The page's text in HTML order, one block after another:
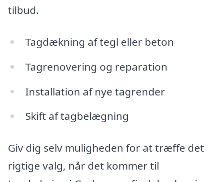
tilbud.
Tagdækning af tegl eller beton
Tagrenovering og reparation
Installation af nye tagrender
Skift af tagbelægning
Giv dig selv muligheden for at træffe det
rigtige valg, når det kommer til